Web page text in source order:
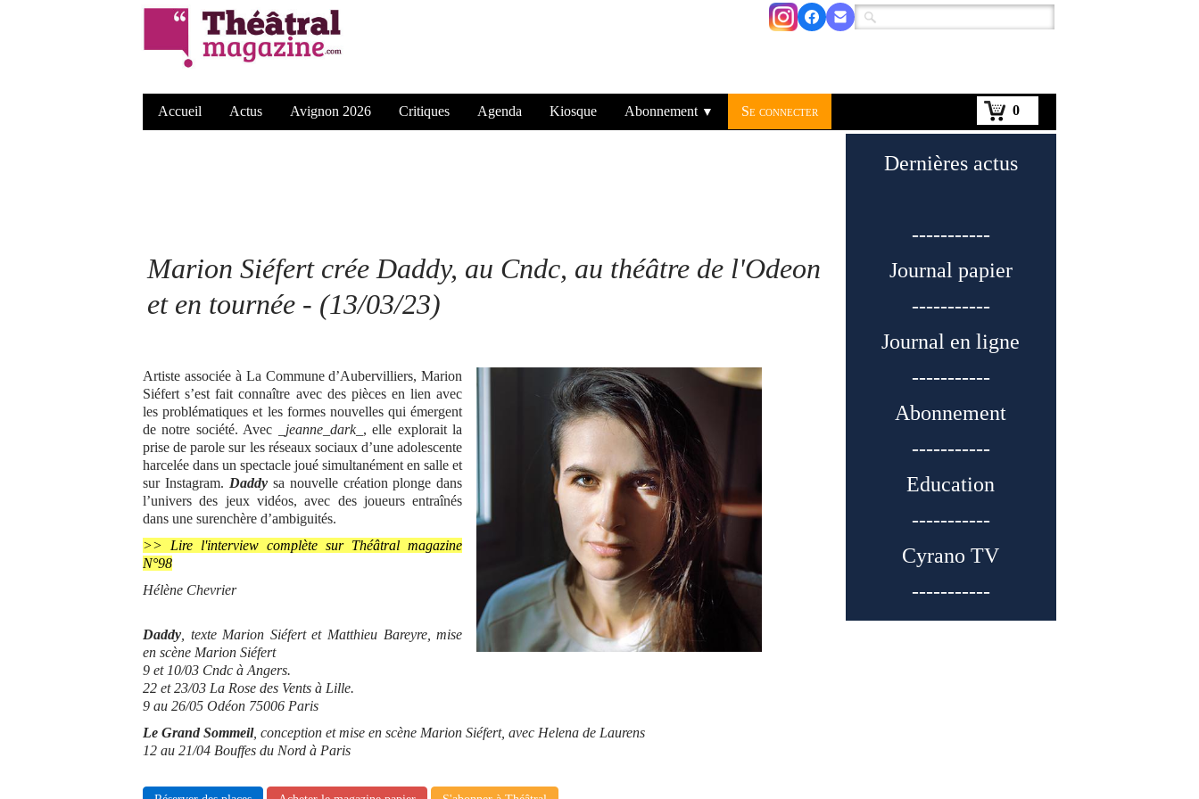
0
Accueil Actus Avignon 2026 Critiques Agenda Kiosque Abonnement ▼ Se connecter
Marion Siéfert crée Daddy, au Cndc, au théâtre de l'Odeon
et en tournée - (13/03/23)
Artiste associée à La Commune d’Aubervilliers, Marion
Siéfert s’est fait connaître avec des pièces en lien avec
les problématiques et les formes nouvelles qui émergent
de notre société. Avec
_jeanne_dark_ , elle explorait la
prise de parole sur les réseaux sociaux d’une adolescente
harcelée dans un spectacle joué simultanément en salle et
sur Instagram. Daddy sa nouvelle création plonge dans
l’univers des jeux vidéos, avec des joueurs entraînés
dans une surenchère d’ambiguités.
>> Lire l'interview complète sur Théâtral magazine
N°98
Hélène Chevrier
Daddy , texte Marion Siéfert et Matthieu Bareyre, mise
en scène Marion Siéfert
9 et 10/03 Cndc à Angers.
22 et 23/03 La Rose des Vents à Lille.
9 au 26/05 Odéon 75006 Paris
Le Grand Sommeil, conception et mise en scène Marion Siéfert, avec Helena de Laurens
12 au 21/04 Bouffes du Nord à Paris
Dernières actus
-----------
Journal papier
-----------
Journal en ligne
-----------
Abonnement
-----------
Education
-----------
Cyrano TV
-----------